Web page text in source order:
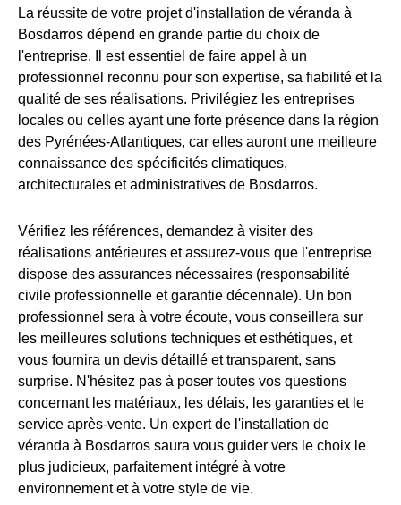
La réussite de votre projet d'installation de véranda à
Bosdarros dépend en grande partie du choix de
l'entreprise. Il est essentiel de faire appel à un
professionnel reconnu pour son expertise, sa fiabilité et la
qualité de ses réalisations. Privilégiez les entreprises
locales ou celles ayant une forte présence dans la région
des Pyrénées-Atlantiques, car elles auront une meilleure
connaissance des spécificités climatiques,
architecturales et administratives de Bosdarros.
Vérifiez les références, demandez à visiter des
réalisations antérieures et assurez-vous que l'entreprise
dispose des assurances nécessaires (responsabilité
civile professionnelle et garantie décennale). Un bon
professionnel sera à votre écoute, vous conseillera sur
les meilleures solutions techniques et esthétiques, et
vous fournira un devis détaillé et transparent, sans
surprise. N'hésitez pas à poser toutes vos questions
concernant les matériaux, les délais, les garanties et le
service après-vente. Un expert de l'installation de
véranda à Bosdarros saura vous guider vers le choix le
plus judicieux, parfaitement intégré à votre
environnement et à votre style de vie.